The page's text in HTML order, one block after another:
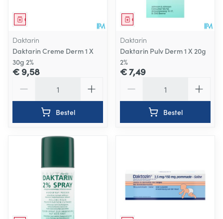
Geneesmiddel
Daktarin
Daktarin Creme Derm 1 X
30g 2%
€ 9,58
Bestel
Geneesmiddel
Daktarin
Daktarin Pulv Derm 1 X 20g
2%
€ 7,49
Bestel